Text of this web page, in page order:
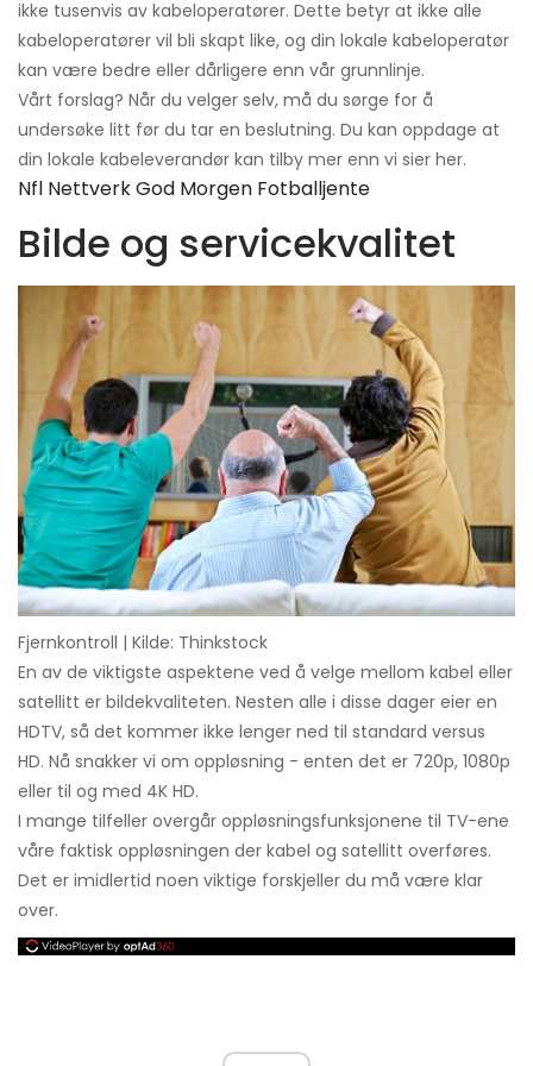
ikke tusenvis av kabeloperatører. Dette betyr at ikke alle
kabeloperatører vil bli skapt like, og din lokale kabeloperatør
kan være bedre eller dårligere enn vår grunnlinje.
Vårt forslag? Når du velger selv, må du sørge for å
undersøke litt før du tar en beslutning. Du kan oppdage at
din lokale kabeleverandør kan tilby mer enn vi sier her.
Nfl Nettverk God Morgen Fotballjente
Bilde og servicekvalitet
Fjernkontroll | Kilde: Thinkstock
En av de viktigste aspektene ved å velge mellom kabel eller
satellitt er bildekvaliteten. Nesten alle i disse dager eier en
HDTV, så det kommer ikke lenger ned til standard versus
HD. Nå snakker vi om oppløsning - enten det er 720p, 1080p
eller til og med 4K HD.
I mange tilfeller overgår oppløsningsfunksjonene til TV-ene
våre faktisk oppløsningen der kabel og satellitt overføres.
Det er imidlertid noen viktige forskjeller du må være klar
over.